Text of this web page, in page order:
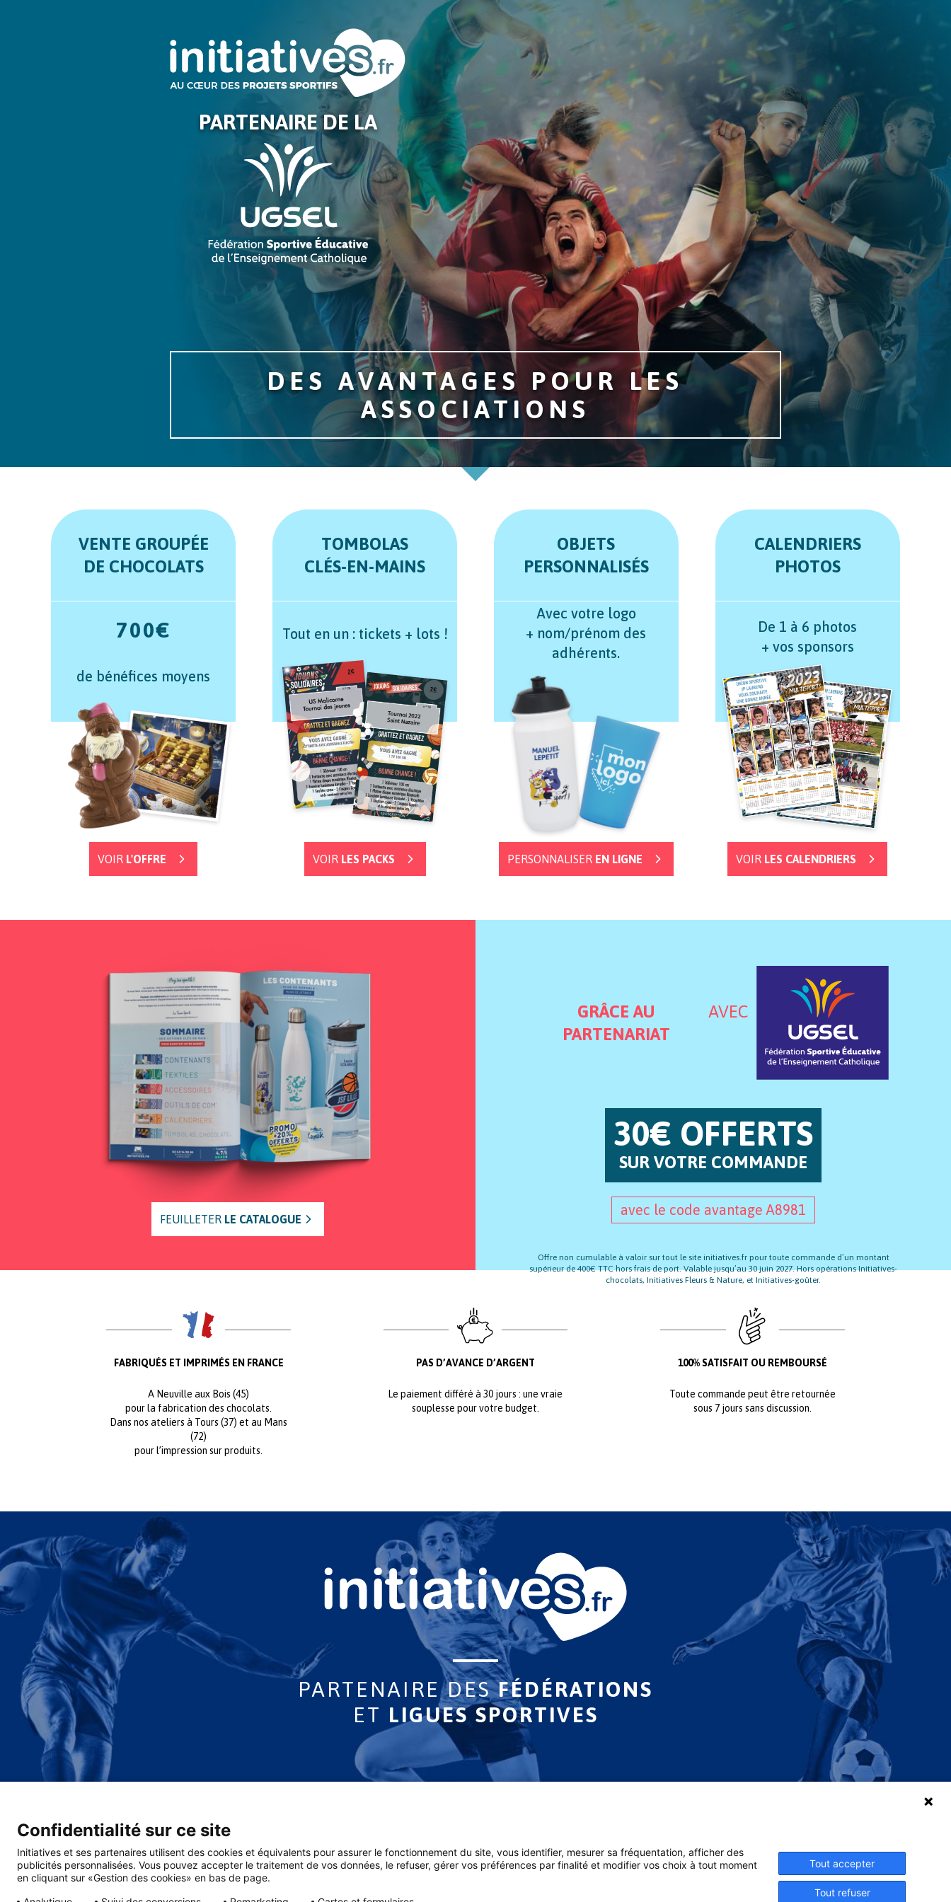
PARTENAIRE DE LA
DES AVANTAGES POUR LES
ASSOCIATIONS
VENTE GROUPÉE
DE CHOCOLATS
700€
de bénéfices moyens
VOIR L'OFFRE
TOMBOLAS
CLÉS-EN-MAINS
Tout en un : tickets + lots !
VOIR LES PACKS
OBJETS
PERSONNALISÉS
Avec votre logo
+ nom/prénom des
adhérents.
PERSONNALISER EN LIGNE
CALENDRIERS
PHOTOS
De 1 à 6 photos
+ vos sponsors
VOIR LES CALENDRIERS
FEUILLETER LE CATALOGUE
GRÂCE AU
PARTENARIAT
AVEC
30€ OFFERTS
SUR VOTRE COMMANDE
avec le code avantage A8981
Offre non cumulable à valoir sur tout le site initiatives.fr pour toute commande d’un montant
supérieur de 400€ TTC hors frais de port. Valable jusqu’au 30 juin 2027. Hors opérations Initiatives-
chocolats, Initiatives Fleurs & Nature, et Initiatives-goûter.
FABRIQUÉS ET IMPRIMÉS EN FRANCE
A Neuville aux Bois (45)
pour la fabrication des chocolats.
Dans nos ateliers à Tours (37) et au Mans
(72)
pour l’impression sur produits.
PAS D’AVANCE D’ARGENT
Le paiement différé à 30 jours : une vraie
souplesse pour votre budget.
100% SATISFAIT OU REMBOURSÉ
Toute commande peut être retournée
sous 7 jours sans discussion.
PARTENAIRE DESFÉDÉRATIONS
ET LIGUES SPORTIVES
Confidentialité sur ce site
Initiatives et ses partenaires utilisent des cookies et équivalents pour assurer le fonctionnement du site, vous identifier, mesurer sa fréquentation, afficher des
publicités personnalisées. Vous pouvez accepter le traitement de vos données, le refuser, gérer vos préférences par finalité et modifier vos choix à tout moment
en cliquant sur «Gestion des cookies» en bas de page.
Tout accepter
Tout refuser